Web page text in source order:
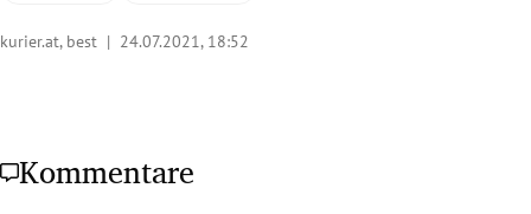
kurier.at, best | 24.07.2021, 18:52
Kommentare